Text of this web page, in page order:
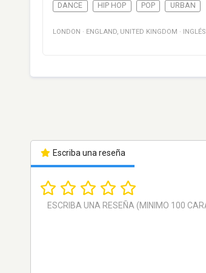
DANCE HIP HOP POP URBAN
LONDON · ENGLAND, UNITED KINGDOM · INGLÉS
Escriba una reseña